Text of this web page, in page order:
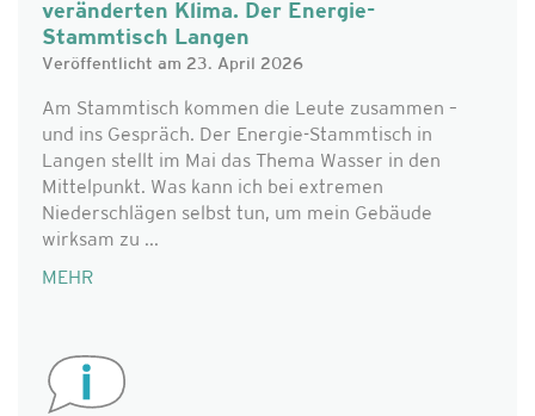
veränderten Klima. Der Energie-
Stammtisch Langen
Veröffentlicht am 23. April 2026
Am Stammtisch kommen die Leute zusammen –
und ins Gespräch. Der Energie-Stammtisch in
Langen stellt im Mai das Thema Wasser in den
Mittelpunkt. Was kann ich bei extremen
Niederschlägen selbst tun, um mein Gebäude
wirksam zu ...
MEHR